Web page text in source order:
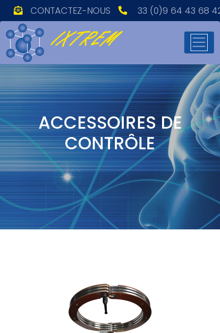
CONTACTEZ-NOUS 33 (0)9 64 43 68
ACCESSOIRES DE
CONTRÔLE